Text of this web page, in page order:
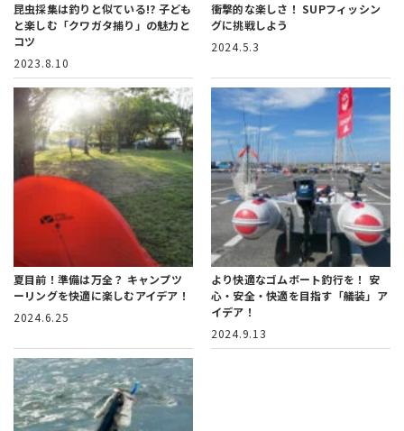
昆虫採集は釣りと似ている!? 子ども
と楽しむ「クワガタ捕り」の魅力と
コツ
2023.8.10
衝撃的な楽しさ！SUPフィッシン
グに挑戦しよう
2024.5.3
夏目前！準備は万全？ キャンプツ
ーリングを快適に楽しむアイデア！
2024.6.25
より快適なゴムボート釣行を！ 安
心・安全・快適を目指す「艤装」ア
イデア！
2024.9.13